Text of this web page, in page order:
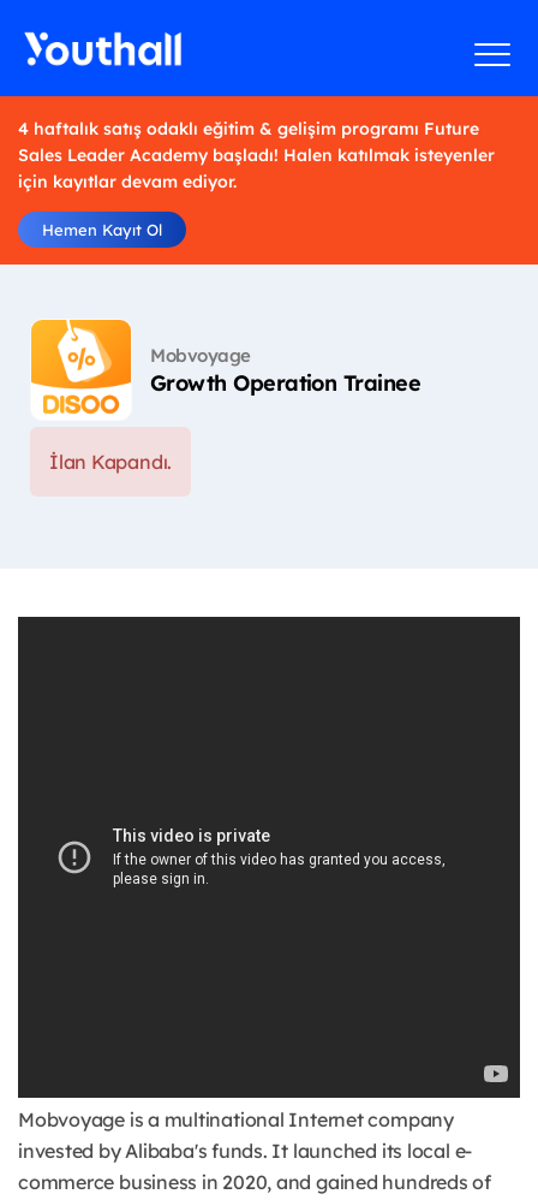
4 haftalık satış odaklı eğitim & gelişim programı Future
Sales Leader Academy başladı! Halen katılmak isteyenler
için kayıtlar devam ediyor.
Hemen Kayıt Ol
Mobvoyage
Growth Operation Trainee
İlan Kapandı.
Mobvoyage is a multinational Internet company
invested by Alibaba's funds. It launched its local e-
commerce business in 2020, and gained hundreds of